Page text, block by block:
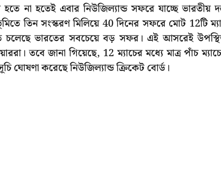
হতে না হতেই এবার নিউজিল্যান্ড সফরে যাচ্ছে ভারতীয়
তিন সংস্করণ মিলিয়ে 40 দিনের সফরে মোট 12টি
চলেছে ভারতের সবচেয়ে বড় সফর। এই আসরেই
তবে জানা গিয়েছে, 12 ম্যাচের মধ্যে মাত্র পাঁচ
ঘোষণা করেছে নিউজিল্যান্ড ক্রিকেট বোর্ড।